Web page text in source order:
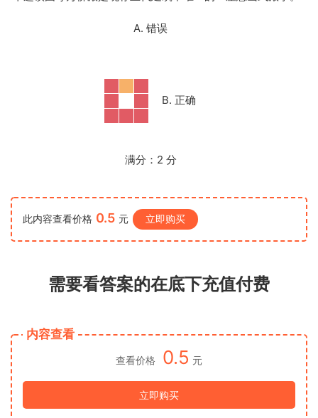
A. 错误
B. 正确
满分： 2 分
此内容查看价格 0.5 元 立即购买
需要看答案的在底下充值付费
内容查看
查看价格 0.5 元
立即购买